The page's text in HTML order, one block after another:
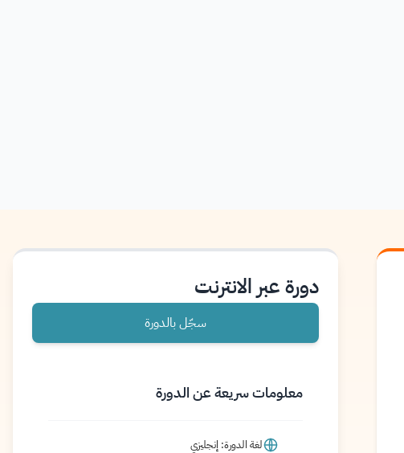
دورة عبر الانترنت
سجّل بالدورة
معلومات سريعة عن الدورة
لغة الدورة: إنجليزي